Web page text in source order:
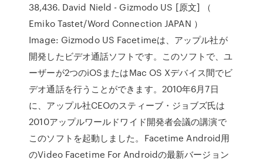
38,436. David Nield - Gizmodo US [原文] （
Emiko Tastet/Word Connection JAPAN ）
Image: Gizmodo US Facetimeは、アップル社が
開発したビデオ通話ソフトです。このソフトで、ユ
ーザーが2つのiOSまたはMac OS Xデバイス間でビ
デオ通話を行うことができます。2010年6月7日
に、アップル社CEOのスティーブ・ジョブズ氏は
2010アップルワールドワイド開発者会議の講演で
このソフトを起動しました。Facetime Android用
のVideo Facetime For Androidの最新バージョン